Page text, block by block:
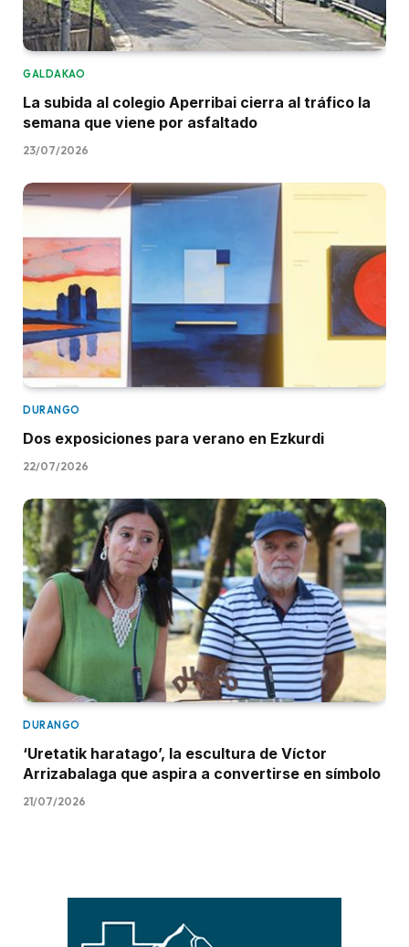
GALDAKAO
La subida al colegio Aperribai cierra al tráfico la
semana que viene por asfaltado
23/07/2026
DURANGO
Dos exposiciones para verano en Ezkurdi
22/07/2026
DURANGO
‘Uretatik haratago’, la escultura de Víctor
Arrizabalaga que aspira a convertirse en símbolo
21/07/2026